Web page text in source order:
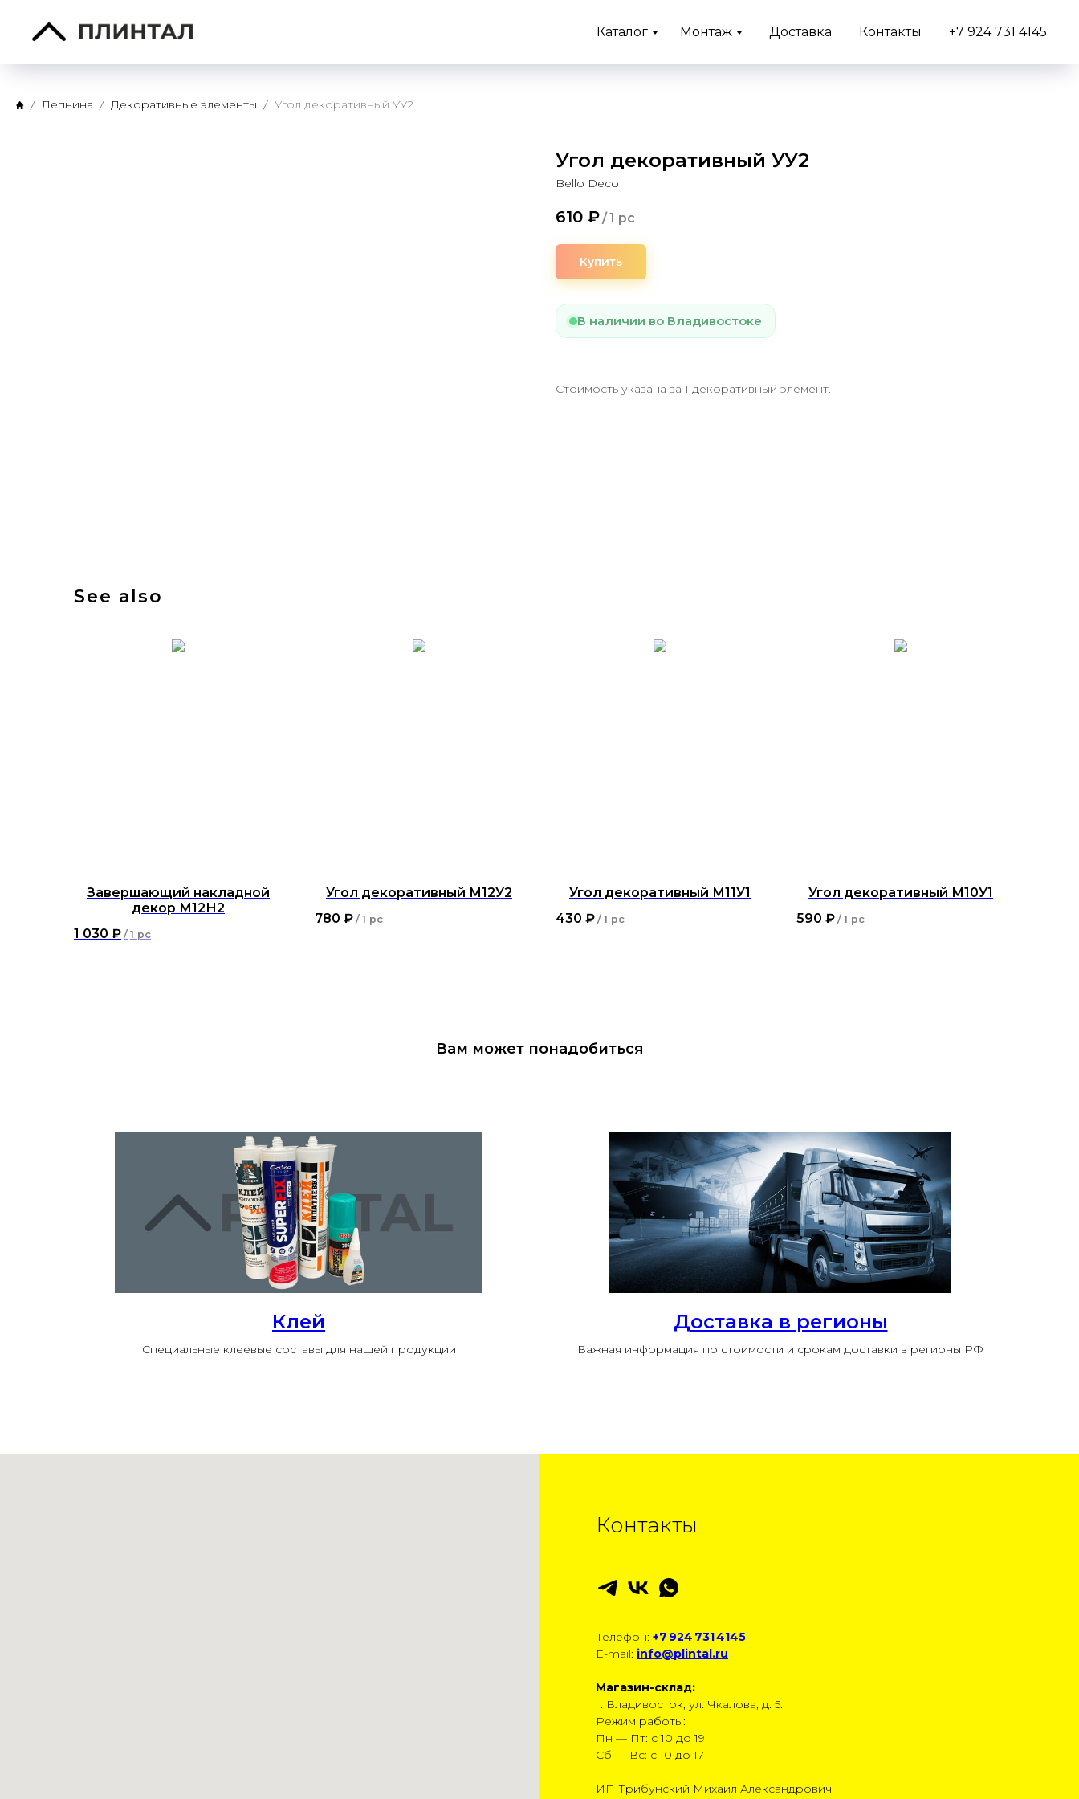
Каталог Монтаж Доставка Контакты +7 924 731 4145
Лепнина Декоративные элементы Угол декоративный УУ2
Угол декоративный УУ2
Bello Deco
610 ₽/1 pc
Купить
В наличии во Владивостоке
Стоимость указана за 1 декоративный элемент.
See also
Завершающий накладной
декор М12Н2
1 030 ₽ / 1 pc
Угол декоративный М12У2
780 ₽ / 1 pc
Угол декоративный М11У1
430 ₽ / 1 pc
Угол декоративный М10У1
590 ₽ / 1 pc
Вам может понадобиться
Клей
Специальные клеевые составы для нашей продукции
Доставка в регионы
Важная информация по стоимости и срокам доставки в регионы РФ
Контакты
Телефон: +7 924 731 4145
E-mail: info@plintal.ru
Магазин-склад:
г. Владивосток, ул. Чкалова, д. 5.
Режим работы:
Пн — Пт: с 10 до 19
Сб — Вс: с 10 до 17
ИП Трибунский Михаил Александрович